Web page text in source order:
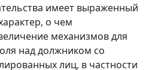
имеет выраженный
о чем
механизмов для
над должником со
лиц, в частности